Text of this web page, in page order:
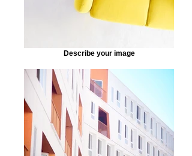
Describe your image